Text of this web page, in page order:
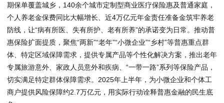
期保单覆盖城乡，140余个城市定制型商业医疗保险惠及普通家庭，
个人养老金保费同比大幅增长、近4万亿元年金责任准备金筑牢养老
防线，让“病有所医、失有所护、老有所养”的承诺变为日常。推动普
惠保险扩面提质，聚焦“两新”“老年”“小微企业”“乡村”等普惠重点群
体、特定区域保障需求，提供专属产品等个性化解决方案，推出老年
专属旅游意外、家政人员意外和疾病、“一带一路”系列等保险产品，
切实满足特定群体保障需求。2025年上半年，为小微企业和个体工
商户提供风险保障约2.7万亿元，用实际行动诠释普惠金融的民生底